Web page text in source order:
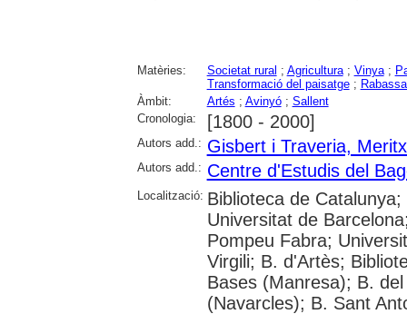
Matèries: Societat rural ; Agricultura; Vinya;
Transformació del paisatge;
Àmbit:
Artés ; Avinyó; Sallent
Cronologia:
[1800 - 2000]
Autors add.: Gisbert i Traveria,
Autors add.: Centre d'Estudis del
Localització: Biblioteca de
Universitat de
Pompeu Fabra;
Virgili; B. d'Artès;
Bases (Manresa); B.
(Navarcles); B. Sant